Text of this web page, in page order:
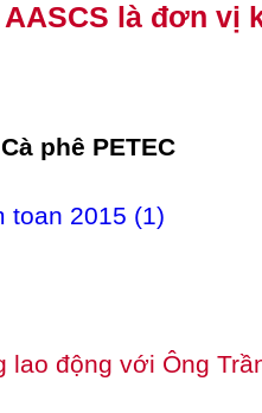
là đơn vị
phê PETEC
toan 2015 (1)
lao động với Ông